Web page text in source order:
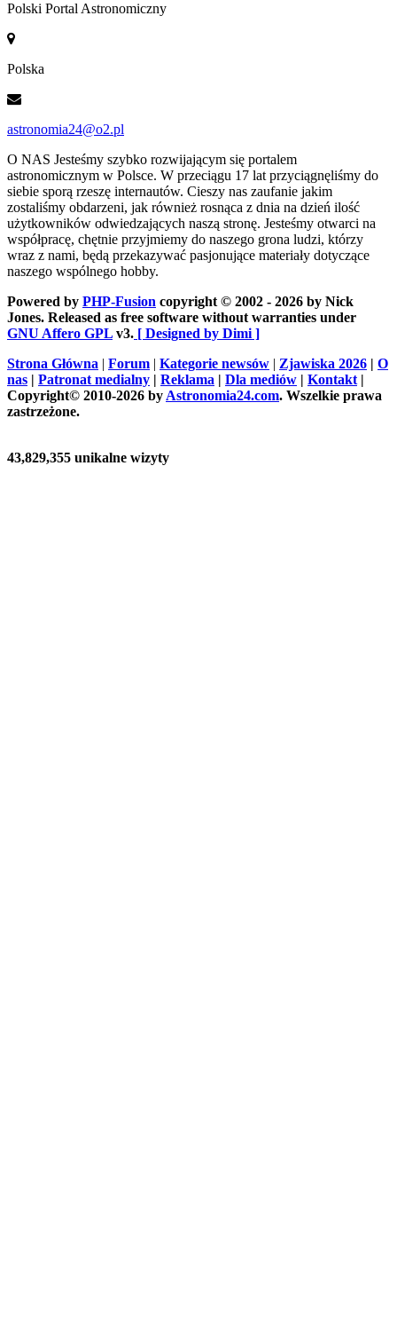
Polski Portal Astronomiczny
Polska
astronomia24@o2.pl
O NAS Jesteśmy szybko rozwijającym się portalem
astronomicznym w Polsce. W przeciągu 17 lat przyciągnęliśmy do
siebie sporą rzeszę internautów. Cieszy nas zaufanie jakim
zostaliśmy obdarzeni, jak również rosnąca z dnia na dzień ilość
użytkowników odwiedzających naszą stronę. Jesteśmy otwarci na
współpracę, chętnie przyjmiemy do naszego grona ludzi, którzy
wraz z nami, będą przekazywać pasjonujące materiały dotyczące
naszego wspólnego hobby.
Powered by PHP-Fusion copyright © 2002 - 2026 by Nick
Jones. Released as free software without warranties under
GNU Affero GPL v3. [ Designed by Dimi ]
Strona Główna | Forum | Kategorie newsów | Zjawiska 2026 | O
nas | Patronat medialny | Reklama | Dla mediów | Kontakt |
Copyright© 2010-2026 by Astronomia24.com. Wszelkie prawa
zastrzeżone.
43,829,355 unikalne wizyty